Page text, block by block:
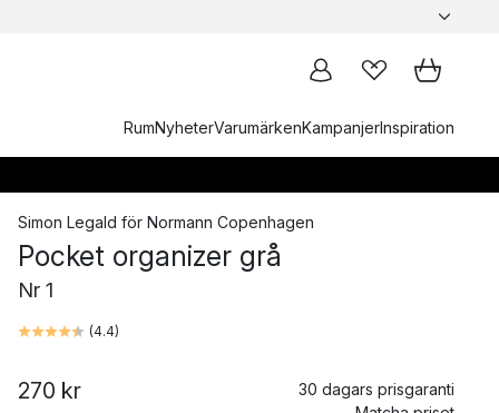
RumNyheterVarumärkenKampanjerInspiration
Simon Legald för Normann Copenhagen
Pocket organizer grå
Nr 1
(4.4)
270 kr
30 dagars prisgaranti